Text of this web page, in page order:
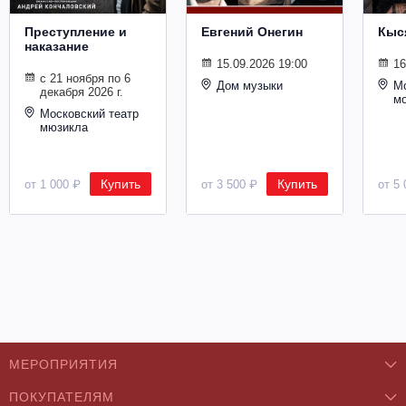
Металл
Преступление и
наказание
с 21 ноября по 6
декабря 2026 г.
Московский театр
мюзикла
от 1 000 ₽ Купить
Евгений Онегин
15.09.2026 19:00
Дом музыки
от 3 500 ₽ Купить от 5
МЕРОПРИЯТИЯ
ПОКУПАТЕЛЯМ